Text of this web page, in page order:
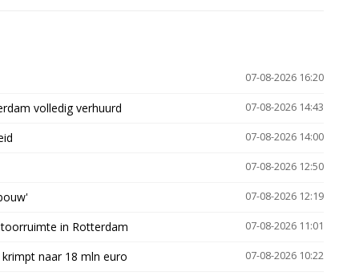
07-08-2026 16:20
07-08-2026 14:43
volledig verhuurd
07-08-2026 14:00
07-08-2026 12:50
07-08-2026 12:19
07-08-2026 11:01
in Rotterdam
07-08-2026 10:22
naar 18 mln euro